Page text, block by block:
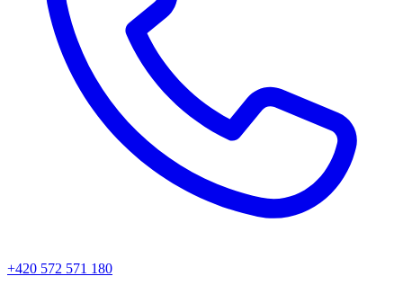
+420 572 571 180